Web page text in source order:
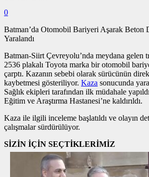
0
Batman’da Otomobil Bariyeri Aşarak Beton
Yaralandı
Batman-Siirt Çevreyolu’nda meydana gelen
2536 plakalı Toyota marka bir otomobil
çarptı. Kazanın sebebi olarak sürücünün
kaybetmesi gösteriliyor. Kaza sonucunda
Sağlık ekipleri tarafından ilk müdahale
Eğitim ve Araştırma Hastanesi’ne kaldırıldı.
Kaza ile ilgili inceleme başlatıldı ve olayın
çalışmalar sürdürülüyor.
SİZİN İÇİN SEÇTİKLERİMİZ